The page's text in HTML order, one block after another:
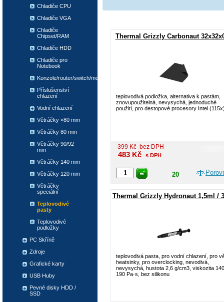
Thermal Grizzly Carbonaut
teplovodivá podložka, alternativa k pastám,
znovupoužitelná, nevysychá, jednoduché
použití, pro destopové procesory Intel
399 Kč bez DPH
483 Kč s DPH
20
Thermal Grizzly Hydronaut 1,5ml /
teplovodivá pasta, pro vodní chlazení, pro
heatsinky, pro overclocking, nevodivá,
nevysychá, hustota 2,6 g/cm3, viskozita
190 Pa·s, bez silikonu
Chladiče CPU
Chladiče VGA
Chladiče
Chipset/RAM
Chladiče HDD
Chladiče pro
Notebook
Konzole/router/switch/modem
Příslušenství
chlazení
Vodní chlazení
Větráčky <80 mm
Větráčky 80 mm
Větráčky 90/92
mm
Větráčky 140 mm
Větráčky 120 mm
Větráčky
speciální
Teplovodivé
pasty
Teplovodivé
podložky
PC Skříně
Zdroje
Grafické karty
USB Huby
Pevné disky HDD /
SSD